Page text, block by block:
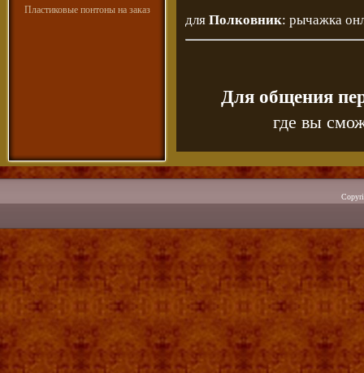
Пластиковые понтоны на заказ
для Полковник: рычажка
Для общения
где вы